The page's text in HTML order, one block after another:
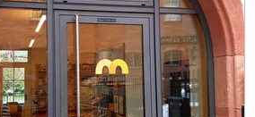
Fühlbuch